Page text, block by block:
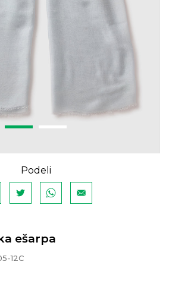
Podeli
ešarpa
12C